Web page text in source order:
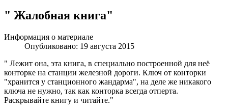
" Жалобная книга"
Информация о материале
Опубликовано: 19 августа 2015
" Лежит она, эта книга, в специально построенной для неё
конторке на станции железной дороги. Ключ от конторки
"хранится у станционного жандарма", на деле же никакого
ключа не нужно, так как конторка всегда отперта.
Раскрывайте книгу и читайте."